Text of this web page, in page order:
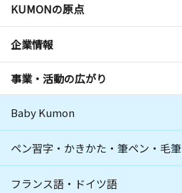
KUMONの原点
企業情報
事業・活動の広がり
Baby Kumon
ペン習字・かきかた・筆ペン・毛筆
フランス語・ドイツ語